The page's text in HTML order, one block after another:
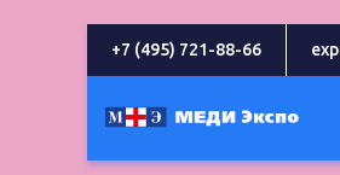
+7 (495) 721-88-66